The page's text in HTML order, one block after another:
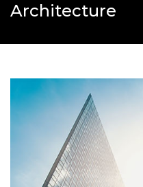
Architecture